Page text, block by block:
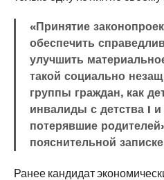
«Принятие
обеспечить
улучшить
такой социально
группы граждан, как
инвалиды с детства I и
потерявшие
пояснительной
Ранее кандидат